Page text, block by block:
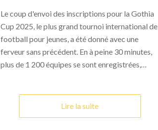
Le coup d'envoi des inscriptions pour la Gothia
Cup 2025, le plus grand tournoi international de
football pour jeunes, a été donné avec une
ferveur sans précédent. En à peine 30 minutes,
plus de 1 200 équipes se sont enregistrées,…
Lire la suite